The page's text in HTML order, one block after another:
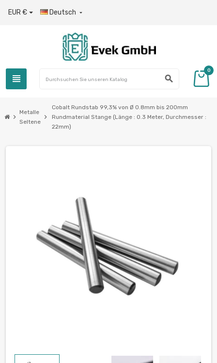
EUR € Deutsch 
view_headline search
0
chevron_right
Metalle
Seltene
chevron_right
Cobalt Rundstab 99,3% von Ø 0.8mm bis 200mm
Rundmaterial Stange (Länge : 0.3 Meter, Durchmesser :
22mm)